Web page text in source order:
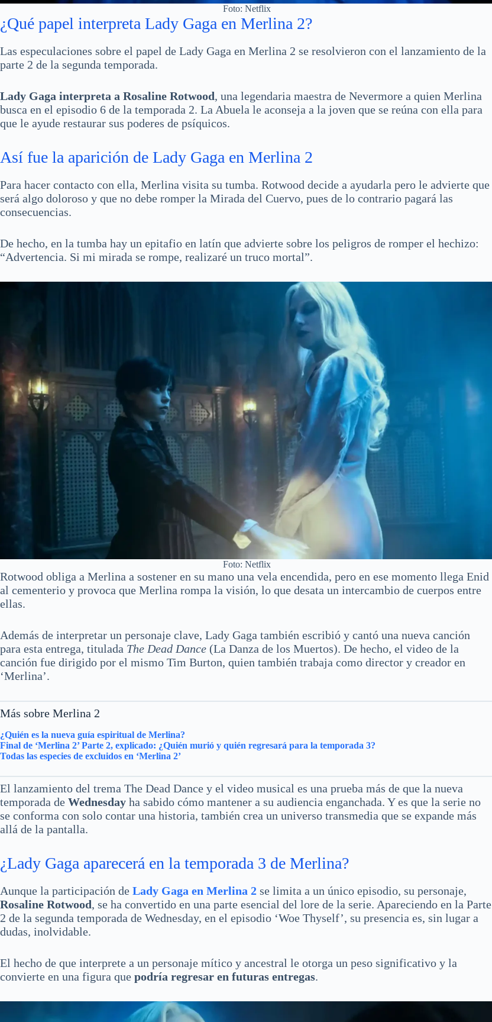
Foto: Netflix
¿Qué papel interpreta Lady Gaga en Merlina 2?
Las especulaciones sobre el papel de Lady Gaga en Merlina 2 se resolvieron con el lanzamiento de la
parte 2 de la segunda temporada.
Lady Gaga interpreta a Rosaline Rotwood, una legendaria maestra de Nevermore a quien Merlina
busca en el episodio 6 de la temporada 2. La Abuela le aconseja a la joven que se reúna con ella para
que le ayude restaurar sus poderes de psíquicos.
Así fue la aparición de Lady Gaga en Merlina 2
Para hacer contacto con ella, Merlina visita su tumba. Rotwood decide a ayudarla pero le advierte que
será algo doloroso y que no debe romper la Mirada del Cuervo, pues de lo contrario pagará las
consecuencias.
De hecho, en la tumba hay un epitafio en latín que advierte sobre los peligros de romper el hechizo:
“Advertencia. Si mi mirada se rompe, realizaré un truco mortal”.
Foto: Netflix
Rotwood obliga a Merlina a sostener en su mano una vela encendida, pero en ese momento llega Enid
al cementerio y provoca que Merlina rompa la visión, lo que desata un intercambio de cuerpos entre
ellas.
Además de interpretar un personaje clave, Lady Gaga también escribió y cantó una nueva canción
para esta entrega, titulada The Dead Dance (La Danza de los Muertos). De hecho, el video de la
canción fue dirigido por el mismo Tim Burton, quien también trabaja como director y creador en
‘Merlina’.
Más sobre Merlina 2
¿Quién es la nueva guía espiritual de Merlina?
Final de ‘Merlina 2’ Parte 2, explicado: ¿Quién murió y quién regresará para la temporada 3?
Todas las especies de excluidos en ‘Merlina 2’
El lanzamiento del trema The Dead Dance y el video musical es una prueba más de que la nueva
temporada de Wednesday ha sabido cómo mantener a su audiencia enganchada. Y es que la serie no
se conforma con solo contar una historia, también crea un universo transmedia que se expande más
allá de la pantalla.
¿Lady Gaga aparecerá en la temporada 3 de Merlina?
Aunque la participación de Lady Gaga en Merlina 2 se limita a un único episodio, su personaje,
Rosaline Rotwood, se ha convertido en una parte esencial del lore de la serie. Apareciendo en la Parte
2 de la segunda temporada de Wednesday, en el episodio ‘Woe Thyself’, su presencia es, sin lugar a
dudas, inolvidable.
El hecho de que interprete a un personaje mítico y ancestral le otorga un peso significativo y la
convierte en una figura que podría regresar en futuras entregas.